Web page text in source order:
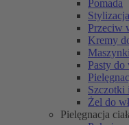
Pomada
Przeciw
Kremy
Pasty do
Szczotki
Żel do
Pielęgnacja